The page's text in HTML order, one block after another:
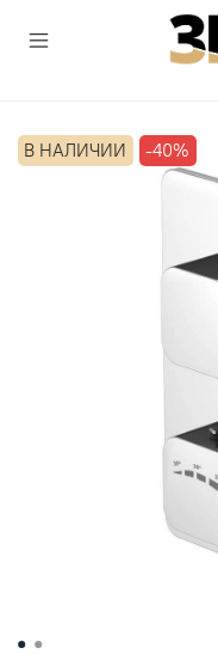
В НАЛИЧИИ -40%